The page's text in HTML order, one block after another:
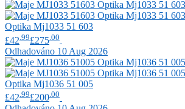
Optika Mj1033 51 603
£42 .99£275 .00
Odhadováno 10 Aug 2026
Optika Mj1036 51 005
£42 .99£200 .00